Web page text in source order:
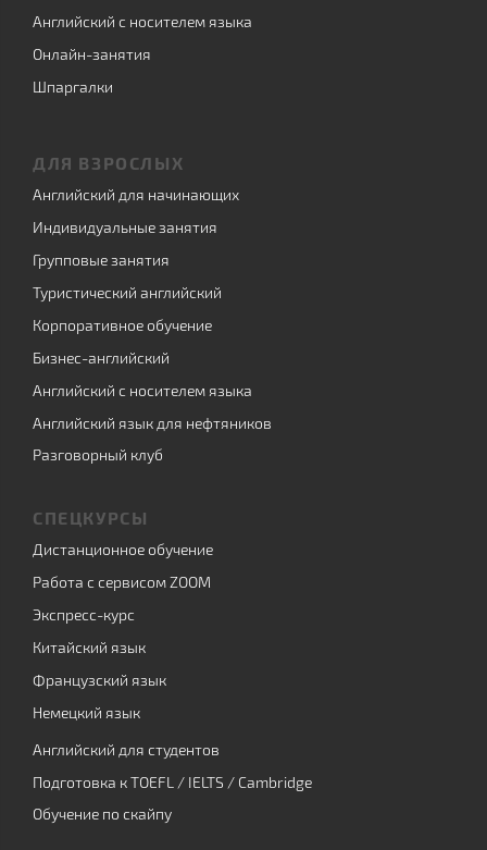
Английский с носителем языка
Онлайн-занятия
Шпаргалки
ДЛЯ ВЗРОСЛЫХ
Английский для начинающих
Индивидуальные занятия
Групповые занятия
Туристический английский
Корпоративное обучение
Бизнес-английский
Английский с носителем языка
Английский язык для нефтяников
Разговорный клуб
СПЕЦКУРСЫ
Дистанционное обучение
Работа с сервисом ZOOM
Экспресс-курс
Китайский язык
Французский язык
Немецкий язык
Английский для студентов
Подготовка к TOEFL / IELTS / Cambridge
Обучение по скайпу